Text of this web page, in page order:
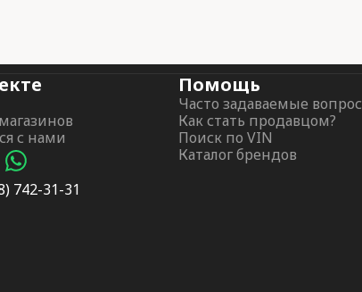
с нами
AutoPalma
WhatsApp AutoPalma
742-31-31
Помощь
Часто задаваемые
Как стать продавцом?
Поиск по VIN
Каталог брендов